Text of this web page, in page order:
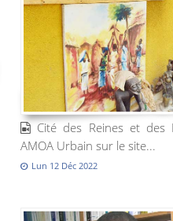
Cité des Reines et des
AMOA Urbain sur le site...
Lun 12 Déc 2022